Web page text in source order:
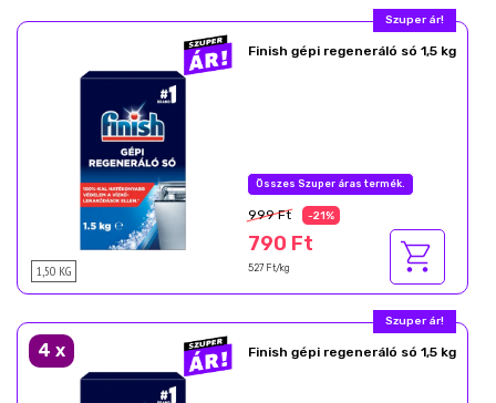
Most akcióban!
1,50 KG
Finish gépi regeneráló só 1,5 kg
Nyárzáró akció
999 Ft -21%
790 Ft
527 Ft/kg
Most akcióban!
4 x Finish gépi regeneráló só 1,5 kg